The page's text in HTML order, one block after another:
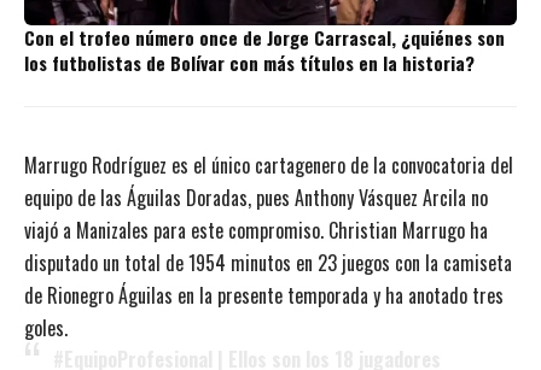
Con el trofeo número once de Jorge Carrascal, ¿quiénes son
los futbolistas de Bolívar con más títulos en la historia?
Marrugo Rodríguez es el único cartagenero de la convocatoria del
equipo de las Águilas Doradas, pues Anthony Vásquez Arcila no
viajó a Manizales para este compromiso. Christian Marrugo ha
disputado un total de 1954 minutos en 23 juegos con la camiseta
de Rionegro Águilas en la presente temporada y ha anotado tres
goles.